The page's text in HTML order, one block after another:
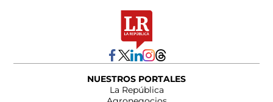
NUESTROS PORTALES
La República